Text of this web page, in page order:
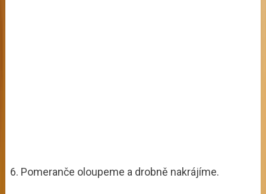
6. Pomeranče oloupeme a drobně nakrájíme.